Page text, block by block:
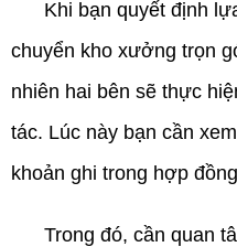
Khi bạn quyết định
chuyển kho xưởng trọn
nhiên hai bên sẽ thực
tác. Lúc này bạn cần
khoản ghi trong hợp
Trong đó, cần quan